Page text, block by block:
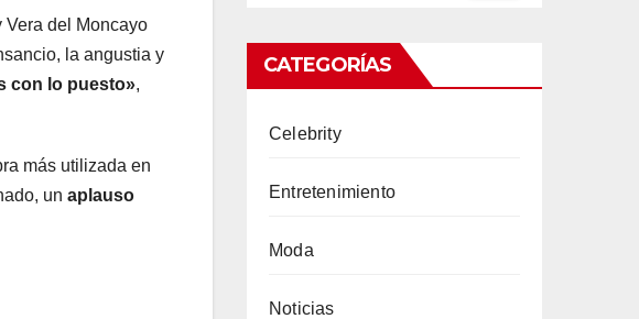
Vera del Moncayo
la angustia y
con lo puesto»,
más utilizada en
un aplauso
CATEGORÍAS
Celebrity
Entretenimiento
Moda
Noticias